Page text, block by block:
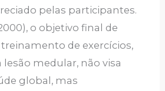
pelas participantes.
o objetivo final de
de exercícios,
medular, não visa
global, mas